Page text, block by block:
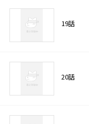
19話
20話